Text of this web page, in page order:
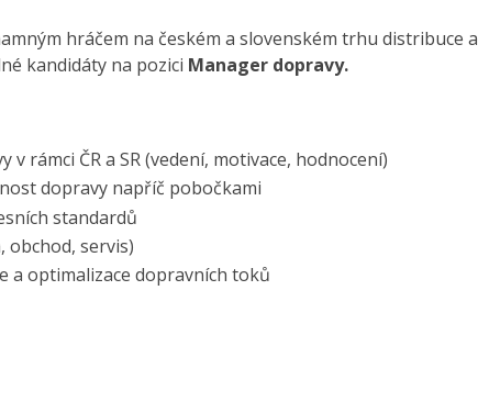
hráčem na českém a slovenském trhu distribuce a
kandidáty na pozici Manager dopravy.
rámci ČR a SR (vedení, motivace, hodnocení)
dopravy napříč pobočkami
standardů
obchod, servis)
a optimalizace dopravních toků